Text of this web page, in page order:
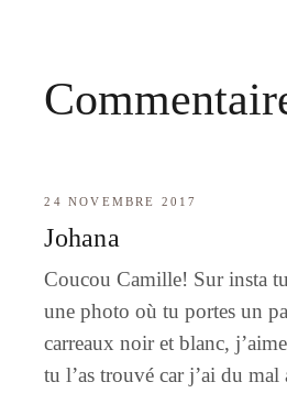
24 NOVEMBRE 2017
Johana
Coucou Camille! Sur insta
une photo où tu portes un
carreaux noir et blanc,
tu l’as trouvé car j’ai du